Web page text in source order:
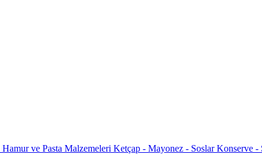
Hamur ve Pasta Malzemeleri Ketçap - Mayonez - SoslarKonserve -